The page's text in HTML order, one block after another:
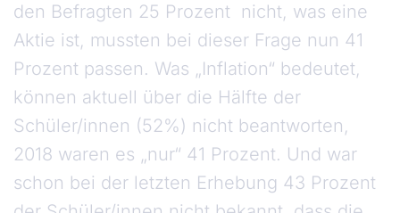
den Befragten 25 Prozent nicht, was eine
Aktie ist, mussten bei dieser Frage nun 41
Prozent passen. Was „Inflation“ bedeutet,
können aktuell über die Hälfte der
Schüler/innen (52%) nicht beantworten,
2018 waren es „nur“ 41 Prozent. Und war
schon bei der letzten Erhebung 43 Prozent